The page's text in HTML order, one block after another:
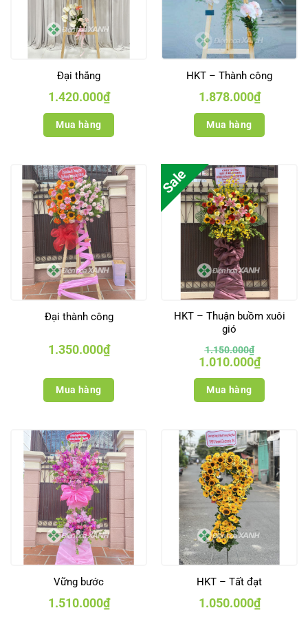
Đại thắng
1.420.000₫
Mua hàng
HKT – Thành công
1.878.000₫
Mua hàng
Đại thành công
1.350.000₫
Mua hàng
Sale
HKT – Thuận buồm xuôi
gió
1.150.000₫
Giá
gốc
là:
1.150.000₫.
1.010.000₫Giá
hiện
tại
Mua hàng
Vững bước
1.510.000₫
HKT – Tất đạt
1.050.000₫